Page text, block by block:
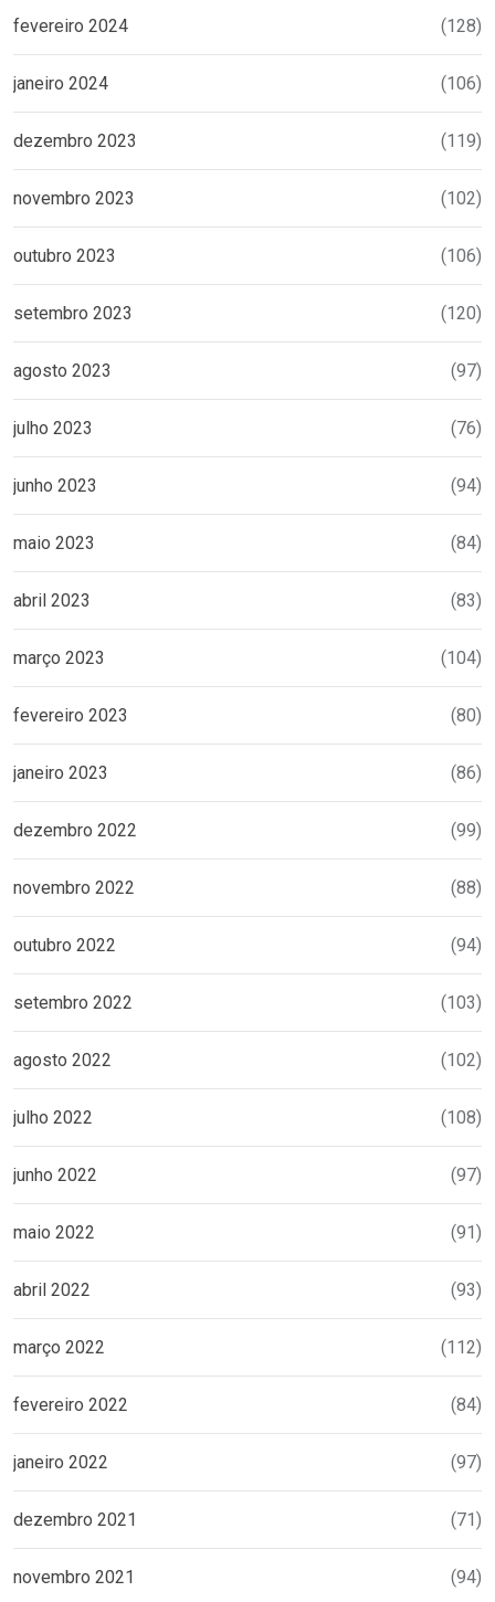
fevereiro 2024 (128)
janeiro 2024 (106)
dezembro 2023 (119)
novembro 2023 (102)
outubro 2023 (106)
setembro 2023 (120)
agosto 2023 (97)
julho 2023 (76)
junho 2023 (94)
maio 2023 (84)
abril 2023 (83)
março 2023 (104)
fevereiro 2023 (80)
janeiro 2023 (86)
dezembro 2022 (99)
novembro 2022 (88)
outubro 2022 (94)
setembro 2022 (103)
agosto 2022 (102)
julho 2022 (108)
junho 2022 (97)
maio 2022 (91)
abril 2022 (93)
março 2022 (112)
fevereiro 2022 (84)
janeiro 2022 (97)
dezembro 2021 (71)
novembro 2021 (94)